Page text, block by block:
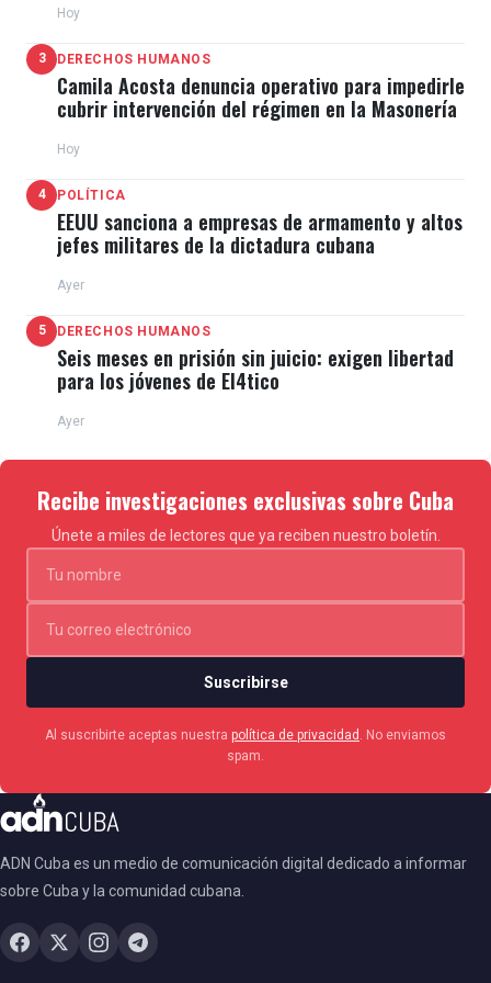
PROBLEMAS DE SALUD
Los lugareños insisten en que la situación del lago
está causando males como vómitos, diarrea, dolor
de cabeza y erupciones en la piel, las que no dudan
en mostrar ante las cámaras para pedir, de manera
urgente, que el régimen atienda sus reclamos.
"Aquí hay gente que está muy mal, los niños se nos
están enfermando. ¿Por culpa de quién? De (la
estatal petrolera) Pdvsa, por negligencia de los
gerentes hay derrames", indica Luzardo, tras
mencionar casos de varias personas que han
presentado malestares en los últimos días.
Navas, por su parte, dice que cuando "hay mucho
viento" decide ir a la casa de una vecina "porque en
las orillas no se puede estar", pues la fetidez se
intensifica.
CONDICIONES ESTABLES
Luego de que se multiplicaran las denuncias sobre
los efectos nocivos de la mezcla contaminante en el
salió al paso con el anuncio de un plan de acción
Hoy
3 DERECHOS HUMANOS
Camila Acosta denuncia operativo para impedirle
cubrir intervención del régimen en la Masonería
Hoy
4 POLÍTICA
EEUU sanciona a empresas de armamento y altos
jefes militares de la dictadura cubana
Ayer
5 DERECHOS HUMANOS
Seis meses en prisión sin juicio: exigen libertad
para los jóvenes de El4tico
Ayer
Recibe investigaciones exclusivas sobre Cuba
Únete a miles de lectores que ya reciben nuestro boletín.
Suscribirse
Al suscribirte aceptas nuestra política de privacidad
. No enviamos
spam.
ADN Cuba es un medio de comunicación digital dedicado a informar
sobre Cuba y la comunidad cubana.